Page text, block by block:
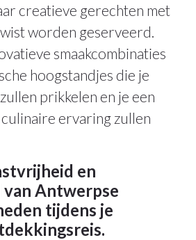
creatieve gerechten met
worden geserveerd.
smaakcombinaties
hoogstandjes die je
prikkelen en je een
ervaring zullen
en
Antwerpse
tijdens je